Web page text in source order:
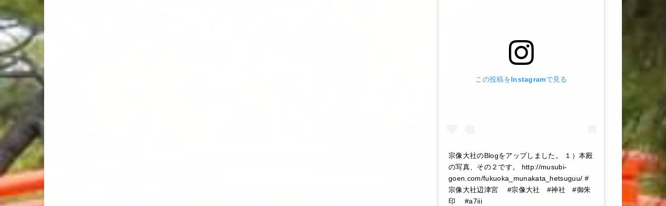
この投稿をInstagramで見る
宗像大社のBlogをアップしました。 １）本殿
の写真、その２です。 http://musubi-
goen.com/fukuoka_munakata_hetsuguu/ #
宗像大社辺津宮 #宗像大社 #神社 #御朱
印 #a7iii